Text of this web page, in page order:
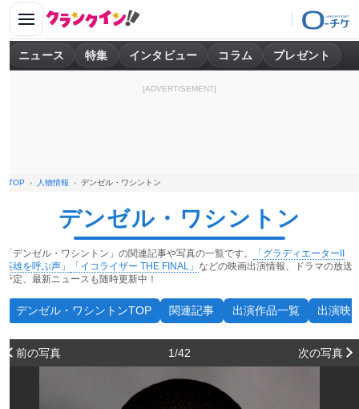
ニュース 特集 インタビュー コラム プレゼント
[ADVERTISEMENT]
TOP 人物情報 デンゼル・ワシントン
デンゼル・ワシントン
「デンゼル・ワシントン」の関連記事や写真の一覧です。
「グラディエーターII
英雄を呼ぶ声」
「イコライザー THE FINAL」 などの映画出演情報、ドラマの放送
予定、最新ニュースも随時更新中！
デンゼル・ワシントンTOP 関連記事 出演作品一覧 出演映
前の写真 1/42 次の写真